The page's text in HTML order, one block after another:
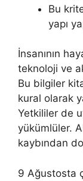
Bu
yapı
İnsanının
teknoloji ve
Bu bilgiler
kural olarak
Yetkililer de
yükümlüler.
kaybından
9 Ağustosta